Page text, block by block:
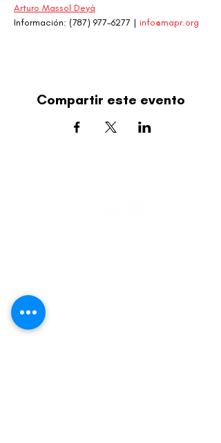
Arturo Massol Deyá
Información: (787) 977-6277 | info@mapr.org
Compartir este evento